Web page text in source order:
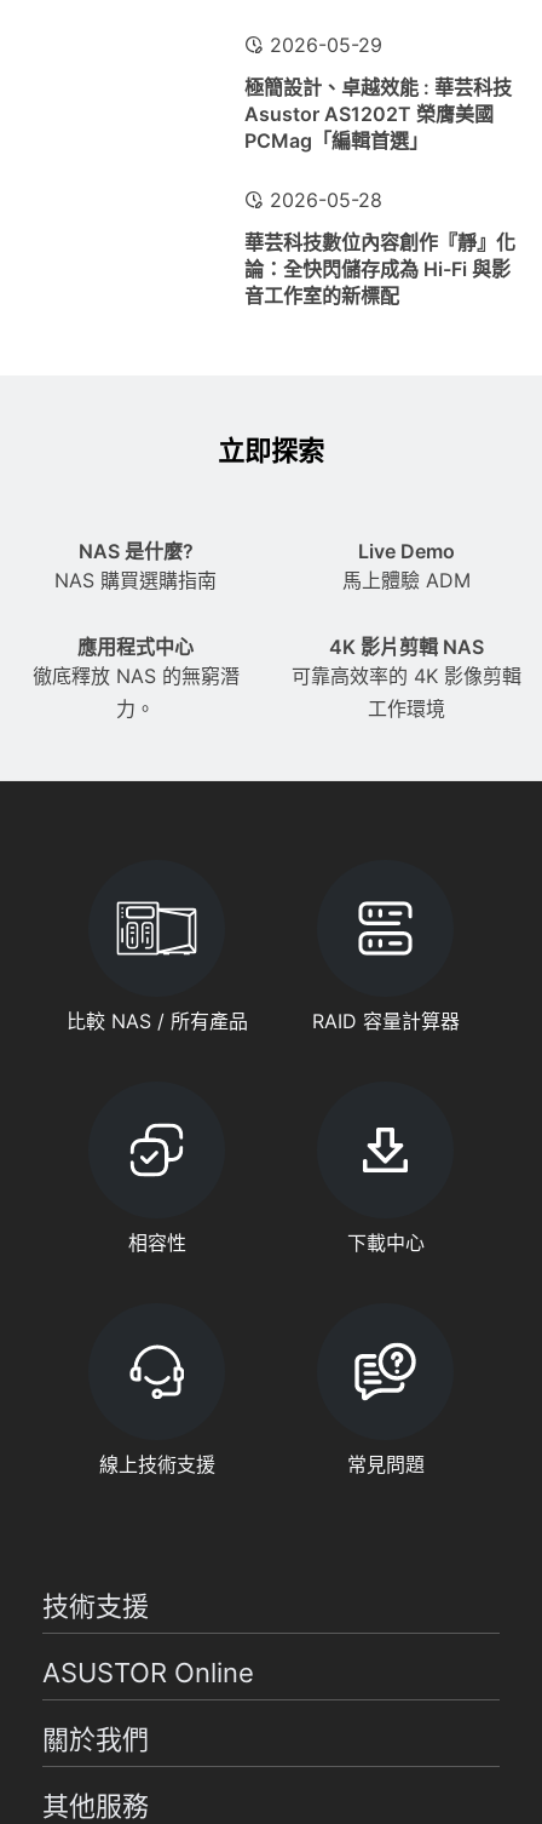
2026-05-29
極簡設計、卓越效能 : 華芸科技
Asustor AS1202T 榮膺美國
PCMag「編輯首選」
2026-05-28
華芸科技數位內容創作『靜』化
論：全快閃儲存成為 Hi-Fi 與影
音工作室的新標配
立即探索
NAS 是什麼?
NAS 購買選購指南
Live Demo
馬上體驗 ADM
應用程式中心
徹底釋放 NAS 的無窮潛
力。
4K 影片剪輯 NAS
可靠高效率的 4K 影像剪輯
工作環境
比較 NAS / 所有產品 RAID 容量計算器
相容性 下載中心
線上技術支援 常見問題
技術支援
ASUSTOR Online
關於我們
其他服務